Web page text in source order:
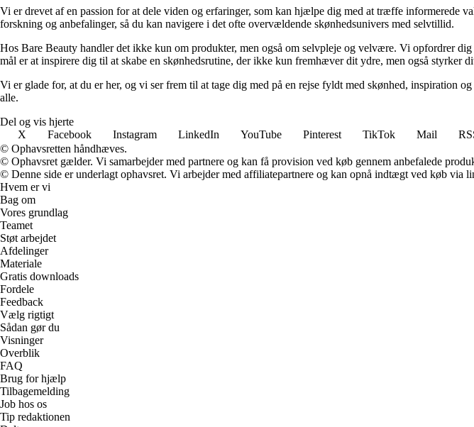
Vi er drevet af en passion for at dele viden og erfaringer, som kan hjælpe dig med at træffe informerede
forskning og anbefalinger, så du kan navigere i det ofte overvældende skønhedsunivers med selvtillid.
Hos Bare Beauty handler det ikke kun om produkter, men også om selvpleje og velvære. Vi opfordrer
mål er at inspirere dig til at skabe en skønhedsrutine, der ikke kun fremhæver dit ydre, men også styrker
Vi er glade for, at du er her, og vi ser frem til at tage dig med på en rejse fyldt med skønhed, inspiration
alle.
Del og vis hjerte
X
Facebook Instagram LinkedIn YouTube Pinterest TikTok Mail
© Ophavsretten håndhæves.
© Ophavsret gælder. Vi samarbejder med partnere og kan få provision ved køb gennem anbefalede
© Denne side er underlagt ophavsret. Vi arbejder med affiliatepartnere og kan opnå indtægt ved køb via
Hvem er vi
Bag om
Vores grundlag
Teamet
Støt arbejdet
Afdelinger
Materiale
Gratis downloads
Fordele
Feedback
Vælg rigtigt
Sådan gør du
Visninger
Overblik
FAQ
Brug for hjælp
Tilbagemelding
Job hos os
Tip redaktionen